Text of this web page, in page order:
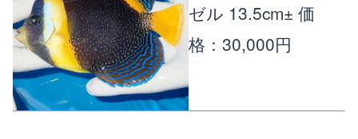
R 楽天店で購入↗
Y!Yahoo!店↗
ゼル 13.5cm± 価
格：30,000円